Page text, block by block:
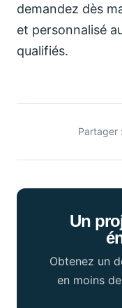
demandez dès
et personnalisé
qualifiés.
Partager :
Un
Obtenez un
en moins